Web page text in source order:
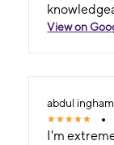
View on
abdul ingham
I'm